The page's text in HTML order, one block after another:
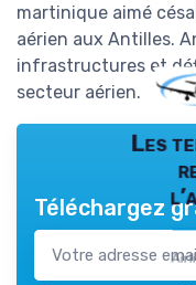
martinique aimé
aérien aux Antilles.
infrastructures et
secteur aérien.
Les
Téléchargez